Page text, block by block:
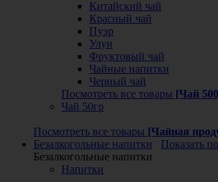
Китайский чай
Красный чай
Пуэр
Улун
Фруктовый чай
Чайные напитки
Черный чай
Посмотреть все товары [Чай
Чай 50гр
Посмотреть все товары [Чайная
Безалкогольные напитки
Показать
Безалкогольные напитки
Напитки